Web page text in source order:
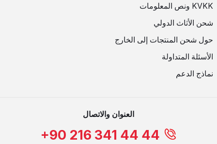
KVKK ونص المعلومات
شحن الأثاث الدولي
حول شحن المنتجات إلى الخارج
الأسئلة المتداولة
نماذج الدعم
العنوان والاتصال
+90 216 341 44 44